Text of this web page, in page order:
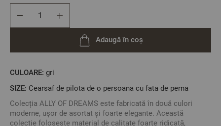
CULOARE: gri
SIZE: Cearsaf de pilota de o persoana cu fata de perna
Colecția ALLY OF DREAMS este fabricată în două culori
moderne, ușor de asortat și foarte elegante. Această
colecție folosește material de calitate foarte ridicată,
Adaugă în coș